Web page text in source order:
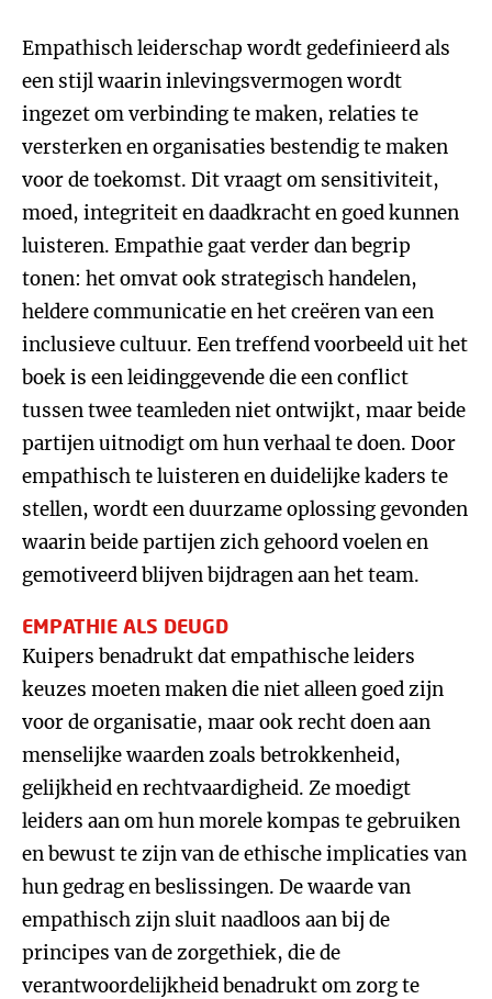
Empathisch leiderschap wordt gedefinieerd als
een stijl waarin inlevingsvermogen wordt
ingezet om verbinding te maken, relaties te
versterken en organisaties bestendig te maken
voor de toekomst. Dit vraagt om sensitiviteit,
moed, integriteit en daadkracht en goed kunnen
luisteren. Empathie gaat verder dan begrip
tonen: het omvat ook strategisch handelen,
heldere communicatie en het creëren van een
inclusieve cultuur. Een treffend voorbeeld uit het
boek is een leidinggevende die een conflict
tussen twee teamleden niet ontwijkt, maar beide
partijen uitnodigt om hun verhaal te doen. Door
empathisch te luisteren en duidelijke kaders te
stellen, wordt een duurzame oplossing gevonden
waarin beide partijen zich gehoord voelen en
gemotiveerd blijven bijdragen aan het team.
EMPATHIE ALS DEUGD
Kuipers benadrukt dat empathische leiders
keuzes moeten maken die niet alleen goed zijn
voor de organisatie, maar ook recht doen aan
menselijke waarden zoals betrokkenheid,
gelijkheid en rechtvaardigheid. Ze moedigt
leiders aan om hun morele kompas te gebruiken
en bewust te zijn van de ethische implicaties van
hun gedrag en beslissingen. De waarde van
empathisch zijn sluit naadloos aan bij de
principes van de zorgethiek, die de
verantwoordelijkheid benadrukt om zorg te